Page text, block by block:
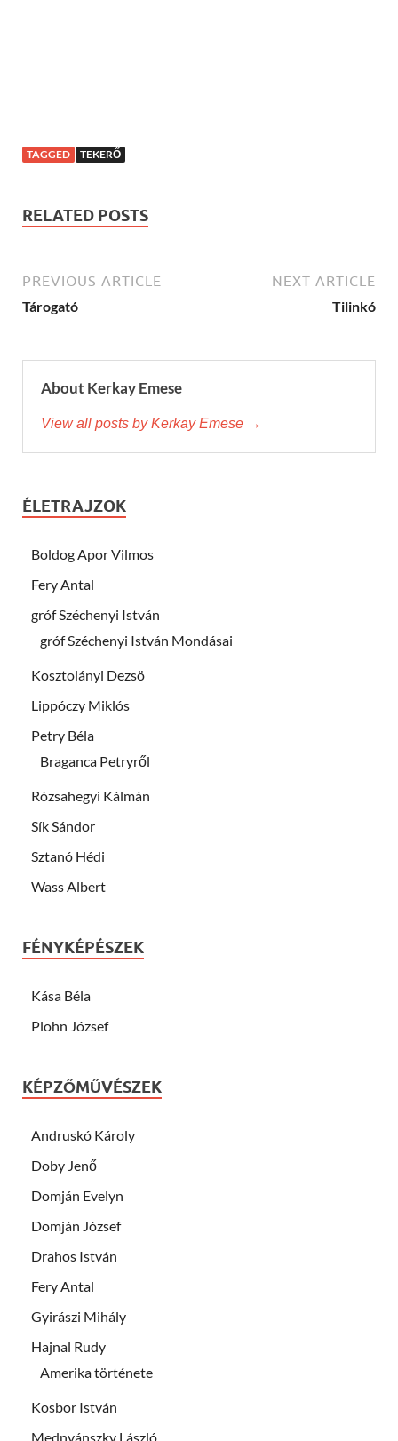
TAGGED TEKERŐ
RELATED POSTS
PREVIOUS ARTICLE
Tárogató
NEXT ARTICLE
Tilinkó
About Kerkay Emese
View all posts by Kerkay Emese →
ÉLETRAJZOK
Boldog Apor Vilmos
Fery Antal
gróf Széchenyi István
gróf Széchenyi István Mondásai
Kosztolányi Dezsö
Lippóczy Miklós
Petry Béla
Braganca Petryről
Rózsahegyi Kálmán
Sík Sándor
Sztanó Hédi
Wass Albert
FÉNYKÉPÉSZEK
Kása Béla
Plohn József
KÉPZŐMŰVÉSZEK
Andruskó Károly
Doby Jenő
Domján Evelyn
Domján József
Drahos István
Fery Antal
Gyirászi Mihály
Hajnal Rudy
Amerika története
Kosbor István
Mednyánszky László